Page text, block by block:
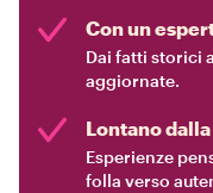
Con un
Dai fatti storici
aggiornate.
Lontano
Esperienze
folla verso